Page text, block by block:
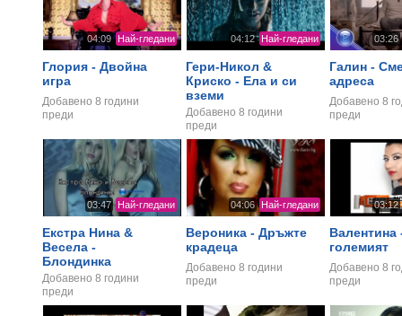
04:09 Най-гледани
Глория - Двойна
игра
Добавено 8 години
преди
04:12 Най-гледани
Гери-Никол &
Криско - Ела и си
вземи
Добавено 8 години
преди
03:26
Галин -
адреса
Добавено 8
преди
03:47 Най-гледани
Екстра Нина &
Весела -
Блондинка
Добавено 8 години
преди
04:06 Най-гледани
Вероника - Дръжте
крадеца
Добавено 8 години
преди
03:12
Валентина
големият
Добавено 8
преди